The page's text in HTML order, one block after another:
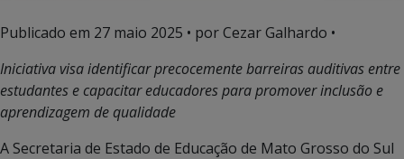
Publicado em 27 maio 2025 • por Cezar Galhardo •
Iniciativa visa identificar precocemente barreiras auditivas entre
estudantes e capacitar educadores para promover inclusão e
aprendizagem de qualidade
A Secretaria de Estado de Educação de Mato Grosso do Sul